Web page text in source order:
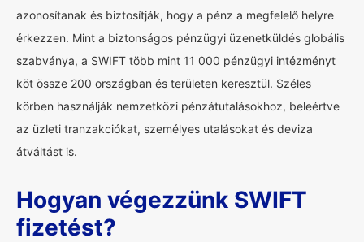
azonosítanak és biztosítják, hogy a pénz a megfelelő helyre
érkezzen. Mint a biztonságos pénzügyi üzenetküldés globális
szabványa, a SWIFT több mint 11 000 pénzügyi intézményt
köt össze 200 országban és területen keresztül. Széles
körben használják nemzetközi pénzátutalásokhoz, beleértve
az üzleti tranzakciókat, személyes utalásokat és deviza
átváltást is.
Hogyan végezzünk SWIFT
fizetést?